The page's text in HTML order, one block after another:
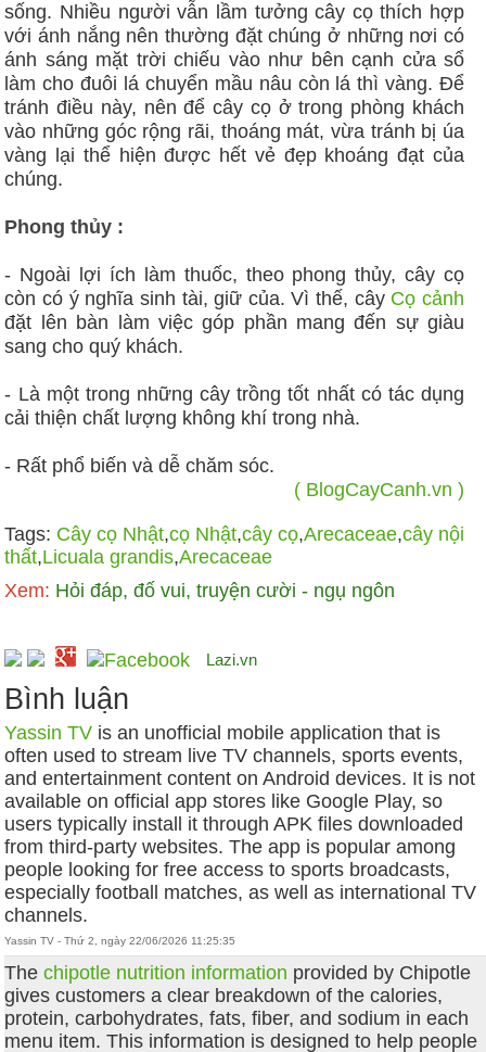
sống. Nhiều người vẫn lầm tưởng cây cọ thích hợp
với ánh nắng nên thường đặt chúng ở những nơi có
ánh sáng mặt trời chiếu vào như bên cạnh cửa sổ
làm cho đuôi lá chuyển mầu nâu còn lá thì vàng. Để
tránh điều này, nên để cây cọ ở trong phòng khách
vào những góc rộng rãi, thoáng mát, vừa tránh bị úa
vàng lại thể hiện được hết vẻ đẹp khoáng đạt của
chúng.
Phong thủy :
- Ngoài lợi ích làm thuốc, theo phong thủy, cây cọ
còn có ý nghĩa sinh tài, giữ của. Vì thế, cây Cọ cảnh
đặt lên bàn làm việc góp phần mang đến sự giàu
sang cho quý khách.
- Là một trong những cây trồng tốt nhất có tác dụng
cải thiện chất lượng không khí trong nhà.
- Rất phổ biến và dễ chăm sóc.
( BlogCayCanh.vn )
Tags: Cây cọ Nhật,cọ Nhật,cây cọ,Arecaceae,cây nội
thất,Licuala grandis,Arecaceae
Xem: Hỏi đáp, đố vui, truyện cười - ngụ ngôn
Lazi.vn
Bình luận
Yassin TV is an unofficial mobile application that is
often used to stream live TV channels, sports events,
and entertainment content on Android devices. It is not
available on official app stores like Google Play, so
users typically install it through APK files downloaded
from third-party websites. The app is popular among
people looking for free access to sports broadcasts,
especially football matches, as well as international TV
channels.
Yassin TV - Thứ 2, ngày 22/06/2026 11:25:35
Thechipotle nutrition information provided by Chipotle
gives customers a clear breakdown of the calories,
protein, carbohydrates, fats, fiber, and sodium in each
menu item. This information is designed to help people